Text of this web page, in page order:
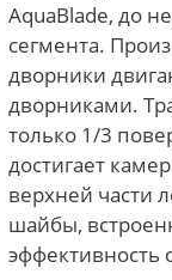
AquaBlade, до
сегмента.
дворники
дворниками.
только 1/3
достигает
верхней части
шайбы,
эффективность